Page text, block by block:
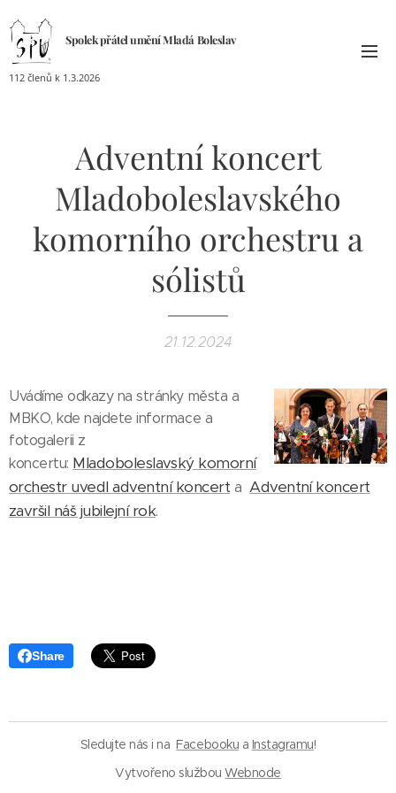
Spolek přátel uměníMladá Boleslav
112 členů k 1.3.2026
Adventní koncert
Mladoboleslavského
komorního orchestru a
sólistů
21.12.2024
Uvádíme odkazy na stránky města a
MBKO, kde najdete informace a
fotogalerii z
koncertu: Mladoboleslavský komorní
orchestr uvedl adventní koncertaAdventní koncert
završil náš jubilejní rok.
Share
Sledujte nás i na Facebooku a Instagramu!
Vytvořeno službouWebnode